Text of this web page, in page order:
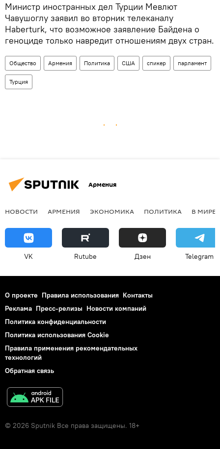
Министр иностранных дел Турции Мевлют
Чавушоглу заявил во вторник телеканалу
Haberturk, что возможное заявление Байдена о
геноциде только навредит отношениям двух стран.
Общество Армения Политика США спикер парламент
Турция
Армения
НОВОСТИ АРМЕНИЯ ЭКОНОМИКА ПОЛИТИКА В МИРЕ
VK Rutube Дзен Telegram
О проекте Правила использования Контакты
Реклама Пресс-релизы Новости компаний
Политика конфиденциальности
Политика использования Cookie
Правила применения рекомендательных
технологий
Обратная связь
© 2026 Sputnik Все права защищены. 18+